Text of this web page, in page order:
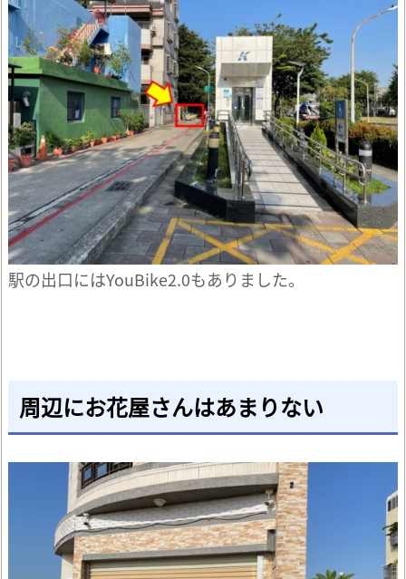
駅の出口にはYouBike2.0もありました。
周辺にお花屋さんはあまりない